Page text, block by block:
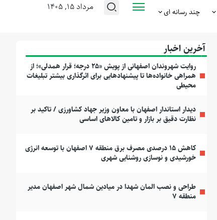
چند رسانه ای مرداد ۱۵, ۱۴۰۵
آخرین اخبار
روایت شهروندان اصفهانی از پویش «۲۵ درجه؛ قرار همدلی»؛ از
همراهی خانواده‌ها تا پیشنهادهایی برای اثرگذاری بیشتر تبلیغات
محیطی
دیدار استاندار اصفهان با معاون وزیر جهاد کشاورزی / تاکید بر
نظارت دقیق بر بازار و تامین کالاهای اساسی
کاهش ۱۵ درصدی مصرف برق منطقه ۷ اصفهان با توسعه انرژی
خورشیدی و نوسازی روشنایی شهری
طراحی و نصب المان شهدا در میادین شمال شهر اصفهان مدیر
منطقه ۷